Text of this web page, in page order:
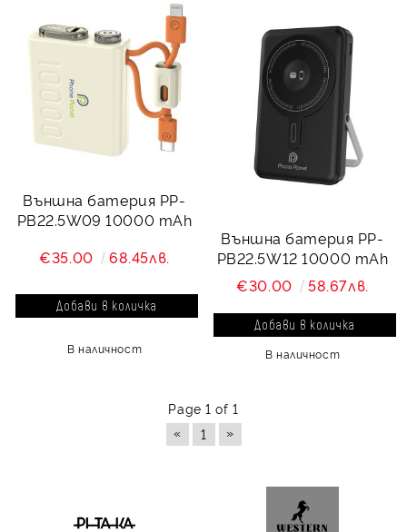
Външна батерия PP-
PB22.5W09 10000 mAh
€35.00
68.45лв.
В наличност
Външна батерия PP-
PB22.5W12 10000 mAh
€30.00
58.67лв.
В наличност
Page 1 of 1
«
1 »